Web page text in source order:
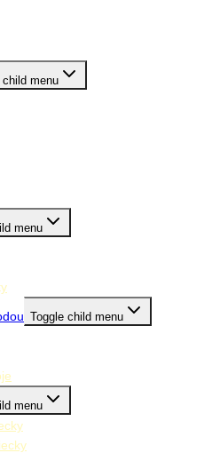
child menu
menu
Toggle child menu
menu